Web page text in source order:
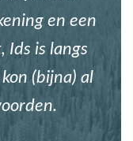
en een
Ids is langs
(bijna) al